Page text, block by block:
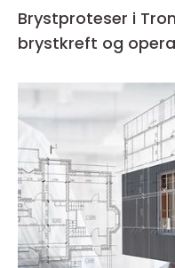
Brystproteser i
brystkreft og